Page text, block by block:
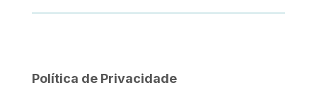
Política de Privacidade